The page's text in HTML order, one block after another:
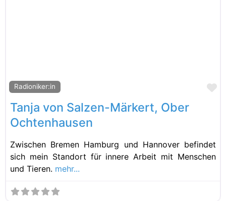
Radioniker:in
Tanja von Salzen-Märkert, Ober
Ochtenhausen
Zwischen Bremen Hamburg und Hannover befindet
sich mein Standort für innere Arbeit mit Menschen
und Tieren. mehr...